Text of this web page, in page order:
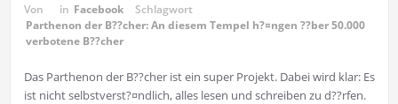
Von in Facebook
Schlagwort
Parthenon der B??cher: An diesem Tempel h?¤ngen ??ber 50.000
verbotene B??cher
Das Parthenon der B??cher ist ein super Projekt. Dabei wird klar: Es
ist nicht selbstverst?¤ndlich, alles lesen und schreiben zu d??rfen.